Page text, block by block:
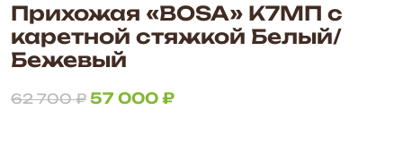
Прихожая «BOSA» К7МП с
каретной стяжкой Белый/
Бежевый
62 700₽ 57 000₽